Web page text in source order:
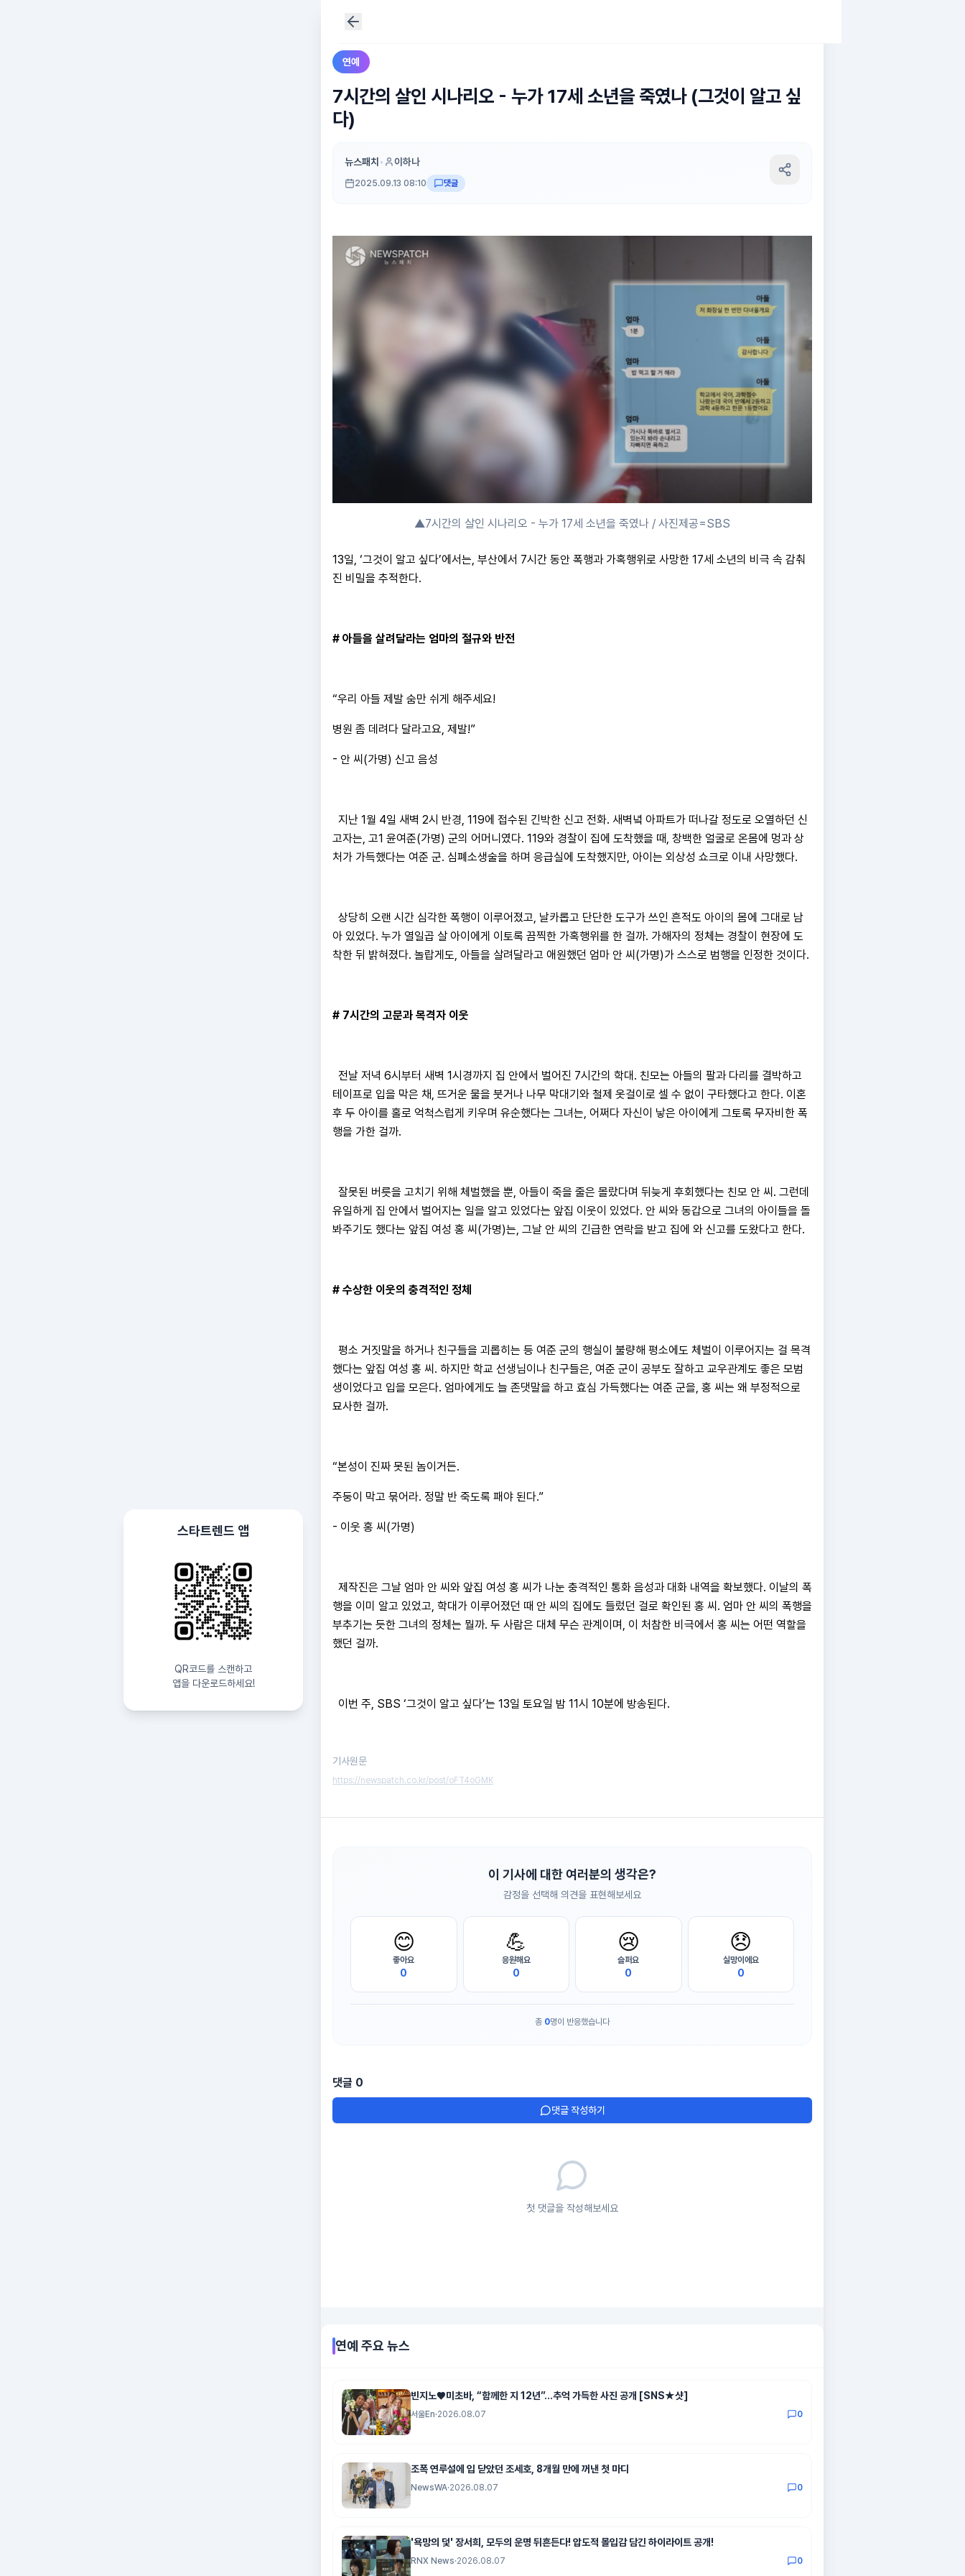
스타트렌드 앱
QR코드를 스캔하고
앱을 다운로드하세요!
연예
7시간의 살인 시나리오 - 누가 17세 소년을 죽였나 (그것이 알고 싶
다)
뉴스패치 • 이하나
2025.09.13 08:10 댓글
▲7시간의 살인 시나리오 - 누가 17세 소년을 죽였나 / 사진제공=SBS
13일, ‘그것이 알고 싶다’에서는, 부산에서 7시간 동안 폭행과 가혹행위로 사망한 17세 소년의 비극 속 감춰
진 비밀을 추적한다.
# 아들을 살려달라는 엄마의 절규와 반전
“우리 아들 제발 숨만 쉬게 해주세요!
병원 좀 데려다 달라고요, 제발!”
- 안 씨(가명) 신고 음성
지난 1월 4일 새벽 2시 반경, 119에 접수된 긴박한 신고 전화. 새벽녘 아파트가 떠나갈 정도로 오열하던 신
고자는, 고1 윤여준(가명) 군의 어머니였다. 119와 경찰이 집에 도착했을 때, 창백한 얼굴로 온몸에 멍과 상
처가 가득했다는 여준 군. 심폐소생술을 하며 응급실에 도착했지만, 아이는 외상성 쇼크로 이내 사망했다.
상당히 오랜 시간 심각한 폭행이 이루어졌고, 날카롭고 단단한 도구가 쓰인 흔적도 아이의 몸에 그대로 남
아 있었다. 누가 열일곱 살 아이에게 이토록 끔찍한 가혹행위를 한 걸까. 가해자의 정체는 경찰이 현장에 도
착한 뒤 밝혀졌다. 놀랍게도, 아들을 살려달라고 애원했던 엄마 안 씨(가명)가 스스로 범행을 인정한 것이다.
# 7시간의 고문과 목격자 이웃
전날 저녁 6시부터 새벽 1시경까지 집 안에서 벌어진 7시간의 학대. 친모는 아들의 팔과 다리를 결박하고
테이프로 입을 막은 채, 뜨거운 물을 붓거나 나무 막대기와 철제 옷걸이로 셀 수 없이 구타했다고 한다. 이혼
후 두 아이를 홀로 억척스럽게 키우며 유순했다는 그녀는, 어쩌다 자신이 낳은 아이에게 그토록 무자비한 폭
행을 가한 걸까.
잘못된 버릇을 고치기 위해 체벌했을 뿐, 아들이 죽을 줄은 몰랐다며 뒤늦게 후회했다는 친모 안 씨. 그런데
유일하게 집 안에서 벌어지는 일을 알고 있었다는 앞집 이웃이 있었다. 안 씨와 동갑으로 그녀의 아이들을 돌
봐주기도 했다는 앞집 여성 홍 씨(가명)는, 그날 안 씨의 긴급한 연락을 받고 집에 와 신고를 도왔다고 한다.
# 수상한 이웃의 충격적인 정체
평소 거짓말을 하거나 친구들을 괴롭히는 등 여준 군의 행실이 불량해 평소에도 체벌이 이루어지는 걸 목격
했다는 앞집 여성 홍 씨. 하지만 학교 선생님이나 친구들은, 여준 군이 공부도 잘하고 교우관계도 좋은 모범
생이었다고 입을 모은다. 엄마에게도 늘 존댓말을 하고 효심 가득했다는 여준 군을, 홍 씨는 왜 부정적으로
묘사한 걸까.
“본성이 진짜 못된 놈이거든.
주둥이 막고 묶어라. 정말 반 죽도록 패야 된다.”
- 이웃 홍 씨(가명)
제작진은 그날 엄마 안 씨와 앞집 여성 홍 씨가 나눈 충격적인 통화 음성과 대화 내역을 확보했다. 이날의 폭
행을 이미 알고 있었고, 학대가 이루어졌던 때 안 씨의 집에도 들렀던 걸로 확인된 홍 씨. 엄마 안 씨의 폭행을
부추기는 듯한 그녀의 정체는 뭘까. 두 사람은 대체 무슨 관계이며, 이 처참한 비극에서 홍 씨는 어떤 역할을
했던 걸까.
이번 주, SBS ‘그것이 알고 싶다’는 13일 토요일 밤 11시 10분에 방송된다.
기사원문
https://newspatch.co.kr/post/oFT4oGMK
이 기사에 대한 여러분의 생각은?
감정을 선택해 의견을 표현해보세요
😊
좋아요
0
💪
응원해요
0
😢
슬퍼요
0
😞
실망이에요
0
총 0명이 반응했습니다
댓글 0
댓글 작성하기
첫 댓글을 작성해보세요
연예 주요 뉴스
빈지노♥미초바, “함께한 지 12년”…추억 가득한 사진 공개 [SNS★샷]
서울En·2026.08.07 0
조폭 연루설에 입 닫았던 조세호, 8개월 만에 꺼낸 첫 마디
NewsWA·2026.08.07 0
'욕망의 덫' 장서희, 모두의 운명 뒤흔든다! 압도적 몰입감 담긴 하이라이트 공개!
RNX News·2026.08.07 0